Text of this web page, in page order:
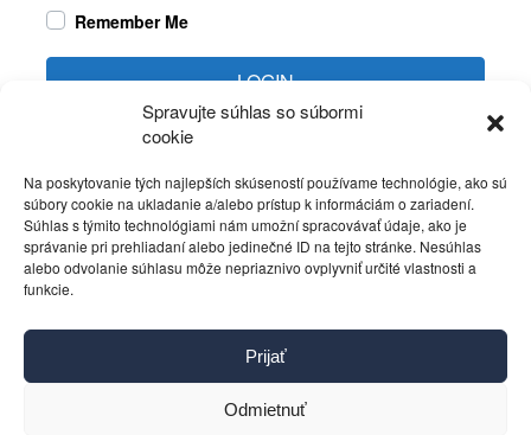
Spravujte súhlas so súbormi
cookie
Na poskytovanie tých najlepších skúseností používame technológie, ako sú
súbory cookie na ukladanie a/alebo prístup k informáciám o zariadení.
Súhlas s týmito technológiami nám umožní spracovávať údaje, ako je
správanie pri prehliadaní alebo jedinečné ID na tejto stránke. Nesúhlas
alebo odvolanie súhlasu môže nepriaznivo ovplyvniť určité vlastnosti a
funkcie.
Prijať
Odmietnuť
Remember Me
LOGIN
Kontakt
Pravidlá používania